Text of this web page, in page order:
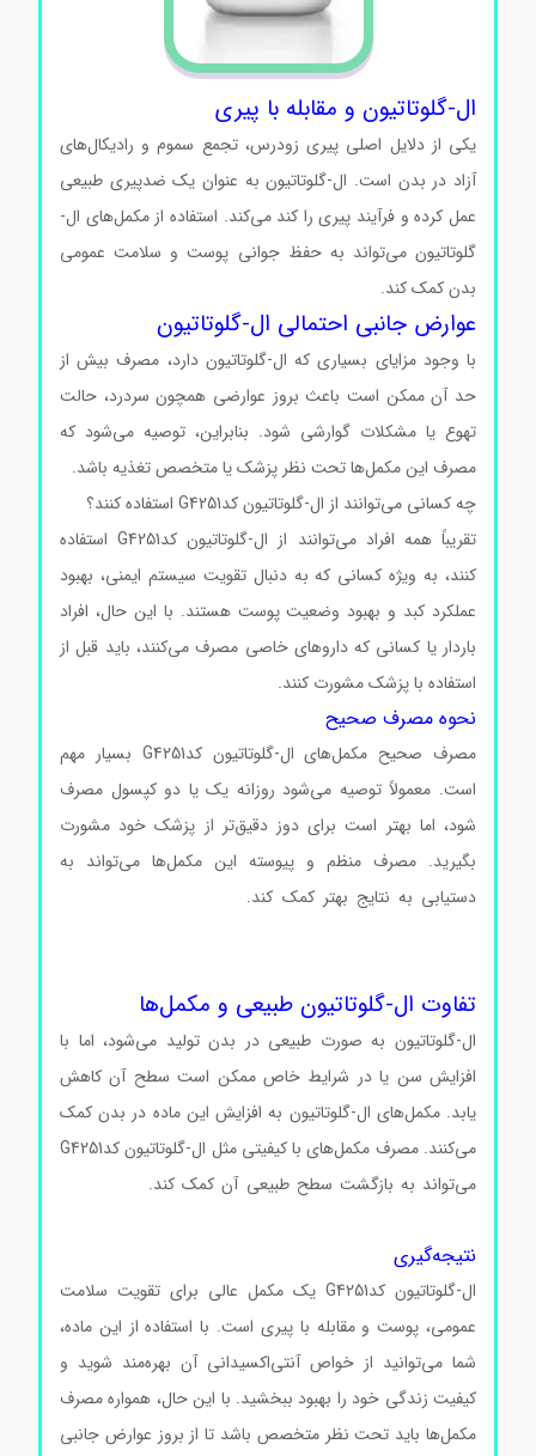
ال-گلوتاتیون و مقابله با پیری
یکی از دلایل اصلی پیری زودرس، تجمع سموم و رادیکال‌های
آزاد در بدن است. ال-گلوتاتیون به عنوان یک ضدپیری طبیعی
عمل کرده و فرآیند پیری را کند می‌کند. استفاده از مکمل‌های ال-
گلوتاتیون می‌تواند به حفظ جوانی پوست و سلامت عمومی
بدن کمک کند.
عوارض جانبی احتمالی ال-گلوتاتیون
با وجود مزایای بسیاری که ال-گلوتاتیون دارد، مصرف بیش از
حد آن ممکن است باعث بروز عوارضی همچون سردرد، حالت
تهوع یا مشکلات گوارشی شود. بنابراین، توصیه می‌شود که
مصرف این مکمل‌ها تحت نظر پزشک یا متخصص تغذیه باشد.
چه کسانی می‌توانند از ال-گلوتاتیون کدG4251 استفاده کنند؟
تقریباً همه افراد می‌توانند از ال-گلوتاتیون کدG4251 استفاده
کنند، به ویژه کسانی که به دنبال تقویت سیستم ایمنی، بهبود
عملکرد کبد و بهبود وضعیت پوست هستند. با این حال، افراد
باردار یا کسانی که داروهای خاصی مصرف می‌کنند، باید قبل از
استفاده با پزشک مشورت کنند.
نحوه مصرف صحیح
مصرف صحیح مکمل‌های ال-گلوتاتیون کدG4251 بسیار مهم
است. معمولاً توصیه می‌شود روزانه یک یا دو کپسول مصرف
شود، اما بهتر است برای دوز دقیق‌تر از پزشک خود مشورت
بگیرید. مصرف منظم و پیوسته این مکمل‌ها می‌تواند به
دستیابی به نتایج بهتر کمک کند.
تفاوت ال-گلوتاتیون طبیعی و مکمل‌ها
ال-گلوتاتیون به صورت طبیعی در بدن تولید می‌شود، اما با
افزایش سن یا در شرایط خاص ممکن است سطح آن کاهش
یابد. مکمل‌های ال-گلوتاتیون به افزایش این ماده در بدن کمک
می‌کنند. مصرف مکمل‌های با کیفیتی مثل ال-گلوتاتیون کدG4251
می‌تواند به بازگشت سطح طبیعی آن کمک کند.ال-گلوتاتیون
نتیجه‌گیری
ال-گلوتاتیون کدG4251 یک مکمل عالی برای تقویت سلامت
عمومی، پوست و مقابله با پیری است. با استفاده از این ماده،
شما می‌توانید از خواص آنتی‌اکسیدانی آن بهره‌مند شوید و
کیفیت زندگی خود را بهبود ببخشید. با این حال، همواره مصرف
مکمل‌ها باید تحت نظر متخصص باشد تا از بروز عوارض جانبی